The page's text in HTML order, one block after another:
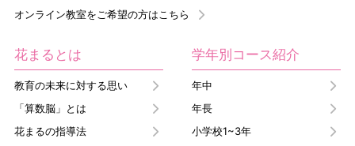
オンライン教室をご希望の方はこちら
花まるとは
教育の未来に対する思い
「算数脳」とは
花まるの指導法
学年別コース紹介
年中
年長
小学校1~3年